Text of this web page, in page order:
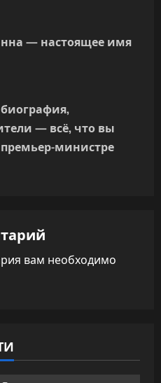
— настоящее имя
— всё, что вы
министре
вам необходимо